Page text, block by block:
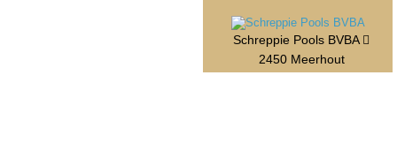
Schreppie Pools BVBA
2450 Meerhout